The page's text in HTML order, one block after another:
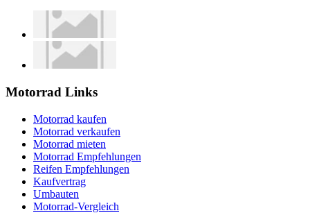
Motorrad Links
Motorrad kaufen
Motorrad verkaufen
Motorrad mieten
Motorrad Empfehlungen
Reifen Empfehlungen
Kaufvertrag
Umbauten
Motorrad-Vergleich